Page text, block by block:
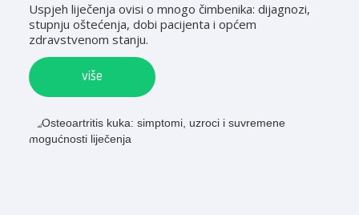
Uspjeh liječenja ovisi o mnogo čimbenika: dijagnozi,
stupnju oštećenja, dobi pacijenta i općem
zdravstvenom stanju.
više